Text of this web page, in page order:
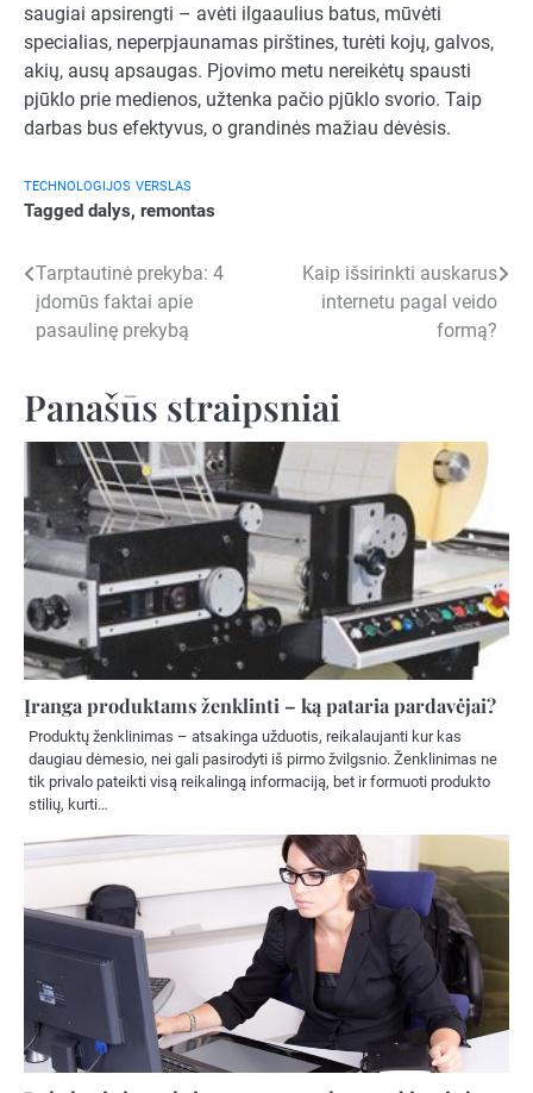
saugiai apsirengti – avėti ilgaaulius batus, mūvėti
specialias, neperpjaunamas pirštines, turėti kojų, galvos,
akių, ausų apsaugas. Pjovimo metu nereikėtų spausti
pjūklo prie medienos, užtenka pačio pjūklo svorio. Taip
darbas bus efektyvus, o grandinės mažiau dėvėsis.
TECHNOLOGIJOS VERSLAS
Tagged dalys, remontas
Navigacija
tarp
Tarptautinė prekyba: 4
įdomūs faktai apie
pasaulinę prekybą
Kaip išsirinkti auskarus
internetu pagal veido
formą?
Panašūs straipsniai
Įranga produktams ženklinti – ką pataria pardavėjai?
Produktų ženklinimas – atsakinga užduotis, reikalaujanti kur kas
daugiau dėmesio, nei gali pasirodyti iš pirmo žvilgsnio. Ženklinimas ne
tik privalo pateikti visą reikalingą informaciją, bet ir formuoti produkto
stilių, kurti…